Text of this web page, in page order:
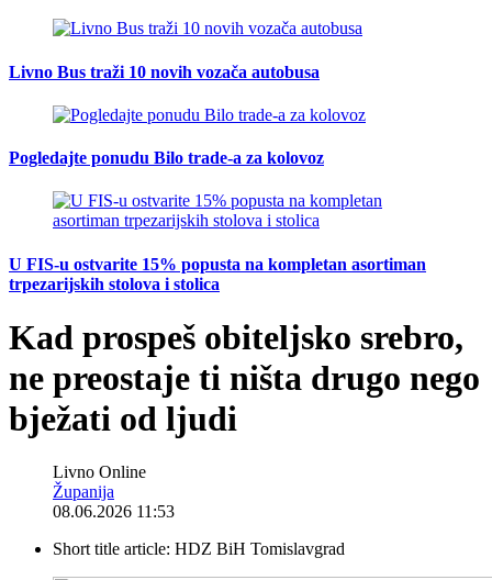
Livno Bus traži 10 novih vozača autobusa
Pogledajte ponudu Bilo trade-a za kolovoz
U FIS-u ostvarite 15% popusta na kompletan asortiman
trpezarijskih stolova i stolica
Kad prospeš obiteljsko srebro,
ne preostaje ti ništa drugo nego
bježati od ljudi
Livno Online
Županija
08.06.2026 11:53
Short title article: HDZ BiH Tomislavgrad